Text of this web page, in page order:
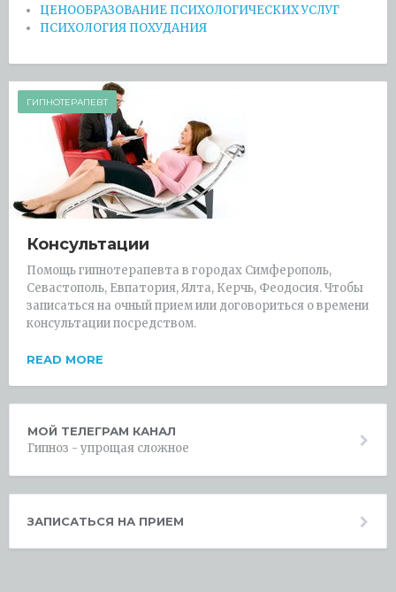
ЦЕНООБРАЗОВАНИЕ ПСИХОЛОГИЧЕСКИХ УСЛУГ
ПСИХОЛОГИЯ ПОХУДАНИЯ
ГИПНОТЕРАПЕВТ
Консультации
Помощь гипнотерапевта в городах Симферополь,
Севастополь, Евпатория, Ялта, Керчь, Феодосия. Чтобы
записаться на очный прием или договориться о времени
консультации посредством.
READ MORE
МОЙ ТЕЛЕГРАМ КАНАЛ
Гипноз - упрощая сложное
ЗАПИСАТЬСЯ НА ПРИЕМ